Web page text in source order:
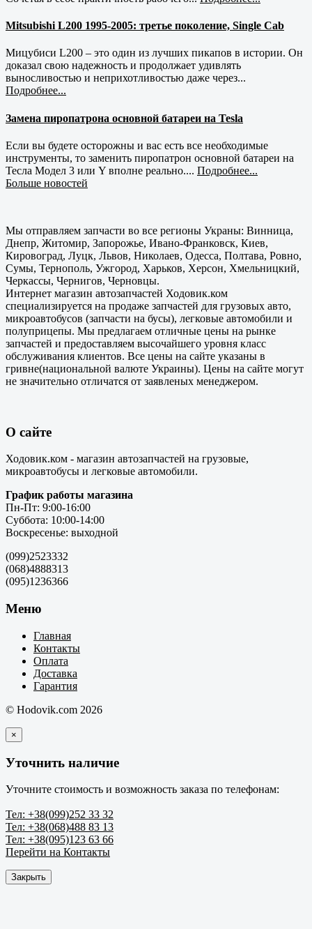
Mitsubishi L200 1995-2005: третье поколение, Single Cab
Мицубиси L200 – это один из лучших пикапов в истории. Он
доказал свою надежность и продолжает удивлять
выносливостью и неприхотливостью даже через...
Подробнее...
Замена пиропатрона основной батареи на Tesla
Если вы будете осторожны и вас есть все необходимые
инструменты, то заменить пиропатрон основной батареи на
Тесла Модел 3 или Y вполне реально.... Подробнее...
Больше новостей
Мы отправляем запчасти во все регионы Украны: Винница,
Днепр, Житомир, Запорожье, Ивано-Франковск, Киев,
Кировоград, Луцк, Львов, Николаев, Одесса, Полтава, Ровно,
Сумы, Тернополь, Ужгород, Харьков, Херсон, Хмельницкий,
Черкассы, Чернигов, Черновцы.
Интернет магазин автозапчастей Ходовик.ком
специализируется на продаже запчастей для грузовых авто,
микроавтобусов (запчасти на бусы), легковые автомобили и
полуприцепы. Мы предлагаем отличные цены на рынке
запчастей и предоставляем высочайшего уровня класс
обслуживания клиентов. Все цены на сайте указаны в
гривне(национальной валюте Украины). Цены на сайте могут
не значительно отличатся от заявленых менеджером.
О сайте
Ходовик.ком - магазин автозапчастей на грузовые,
микроавтобусы и легковые автомобили.
График работы магазина
Пн-Пт: 9:00-16:00
Суббота: 10:00-14:00
Воскресенье: выходной
(099)2523332
(068)4888313
(095)1236366
Меню
Главная
Контакты
Оплата
Доставка
Гарантия
© Hodovik.com 2026
×
Уточнить наличие
Уточните стоимость и возможность заказа по телефонам:
Тел: +38(099)252 33 32
Тел: +38(068)488 83 13
Тел: +38(095)123 63 66
Перейти на Контакты
Закрыть